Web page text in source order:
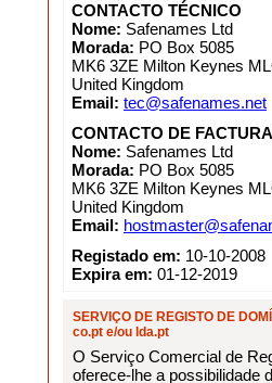
CONTACTO TÉCNICO
Nome: Safenames Ltd
Morada: PO Box 5085
MK6 3ZE Milton Keynes
United Kingdom
Email: tec@safenames.net
CONTACTO DE
Nome: Safenames Ltd
Morada: PO Box 5085
MK6 3ZE Milton Keynes
United Kingdom
Email:
Registado em: 10-10-2008
Expira em: 01-12-2019
SERVIÇO DE REGISTO DE
co.pt e/ou lda.pt
O Serviço Comercial de
oferece-lhe a possibilidade